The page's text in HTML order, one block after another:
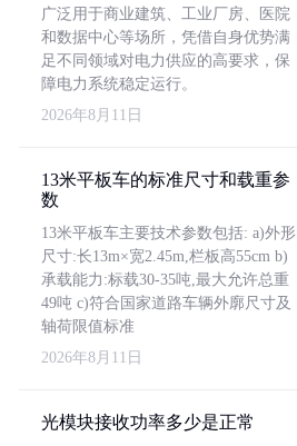
广泛用于商业建筑、工业厂房、医院
和数据中心等场所，凭借自身优势满
足不同领域对电力供应的高要求，保
障电力系统稳定运行。
2026年8月11日
13米平板车的标准尺寸和载重参
数
13米平板车主要技术参数包括: a)外形
尺寸:长13m×宽2.45m,栏板高55cm b)
承载能力:标载30-35吨,最大允许总重
49吨 c)符合国家道路车辆外廓尺寸及
轴荷限值标准
2026年8月11日
光模块接收功率多少是正常